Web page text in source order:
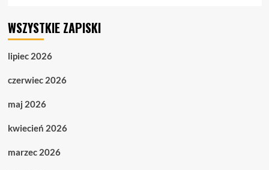
WSZYSTKIE ZAPISKI
lipiec 2026
czerwiec 2026
maj 2026
kwiecień 2026
marzec 2026